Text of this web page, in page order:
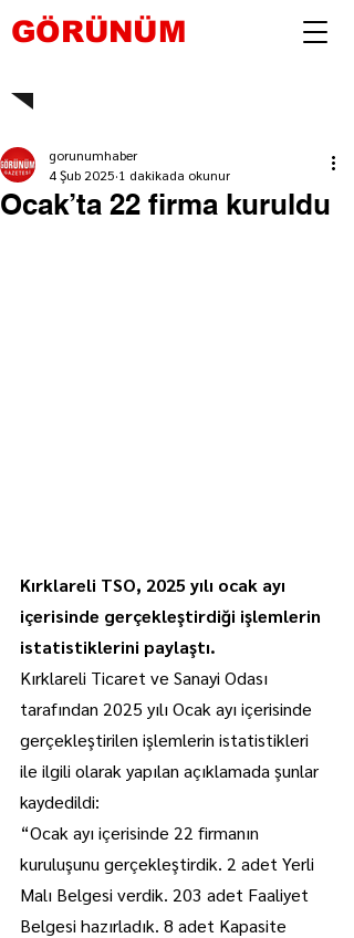
GÖRÜNÜM
Ocak’ta 22 firma kuruldu
gorunumhaber
4 Şub 2025 1 dakikada okunur
Kırklareli TSO, 2025 yılı ocak ayı
içerisinde gerçekleştirdiği işlemlerin
istatistiklerini paylaştı.
Kırklareli Ticaret ve Sanayi Odası
tarafından 2025 yılı Ocak ayı içerisinde
gerçekleştirilen işlemlerin istatistikleri
ile ilgili olarak yapılan açıklamada şunlar
kaydedildi:
“Ocak ayı içerisinde 22 firmanın
kuruluşunu gerçekleştirdik. 2 adet Yerli
Malı Belgesi verdik. 203 adet Faaliyet
Belgesi hazırladık. 8 adet Kapasite